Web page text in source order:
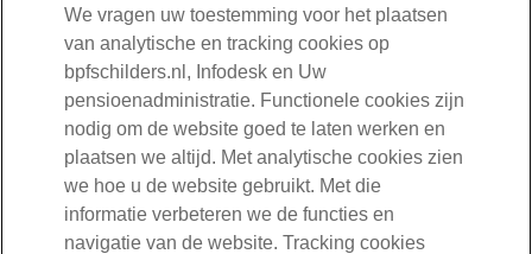
Lees meer over de ANW-vangnetregeling
030-277 56 00
Mail ons
We vragen uw toestemming voor het plaatsen
van analytische en tracking cookies op
bpfschilders.nl, Infodesk en Uw
pensioenadministratie. Functionele cookies zijn
nodig om de website goed te laten werken en
plaatsen we altijd. Met analytische cookies zien
we hoe u de website gebruikt. Met die
informatie verbeteren we de functies en
navigatie van de website. Tracking cookies